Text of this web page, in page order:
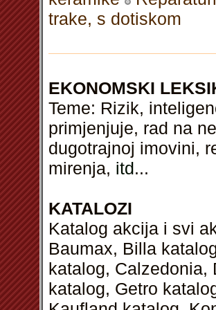
trake, s dotiskom
EKONOMSKI
Teme: Rizik,
primjenjuje, rad na
dugotrajnoj imovini,
mirenja, itd...
KATALOZI
Katalog akcija i svi
Baumax, Billa
katalog, Calzedonia,
katalog, Getro